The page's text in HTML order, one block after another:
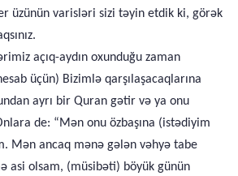
üzünün varisləri sizi təyin etdik ki, görək
açıq-aydın oxunduğu zaman
üçün) Bizimlə qarşılaşacaqlarına
ayrı bir Quran gətir və ya onu
de: “Mən onu özbaşına (istədiyim
Mən ancaq mənə gələn vəhyə tabe
asi olsam, (müsibəti) böyük günün